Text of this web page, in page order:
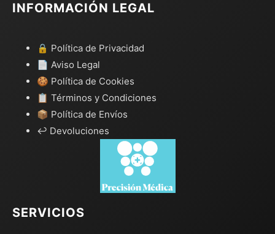
INFORMACIÓN LEGAL
🔒 Política de Privacidad
📄 Aviso Legal
🍪 Política de Cookies
📋 Términos y Condiciones
📦 Política de Envíos
↩️ Devoluciones
SERVICIOS